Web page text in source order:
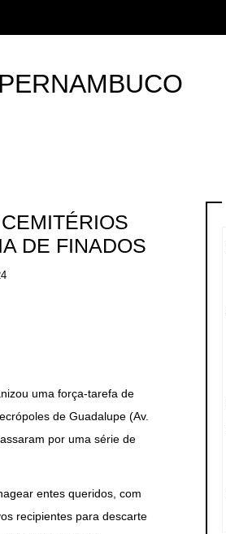
DE FINADOS
uma força-tarefa de
de Guadalupe (Av.
por uma série de
entes queridos, com
recipientes para descarte